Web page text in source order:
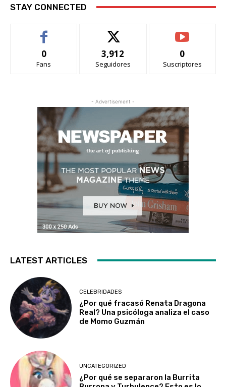
STAY CONNECTED
0
Fans
3,912
Seguidores
0
Suscriptores
- Advertisement -
LATEST ARTICLES
CELEBRIDADES
¿Por qué fracasó Renata Dragona
Real? Una psicóloga analiza el caso
de Momo Guzmán
UNCATEGORIZED
¿Por qué se separaron la Burrita